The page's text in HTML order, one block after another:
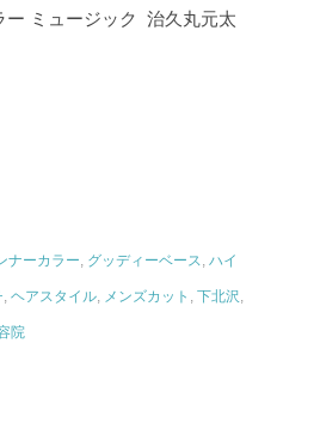
ー ミュージック 治久丸元太
ナーカラー, グッディーベース, ハイ
, ヘアスタイル, メンズカット , 下北沢,
院